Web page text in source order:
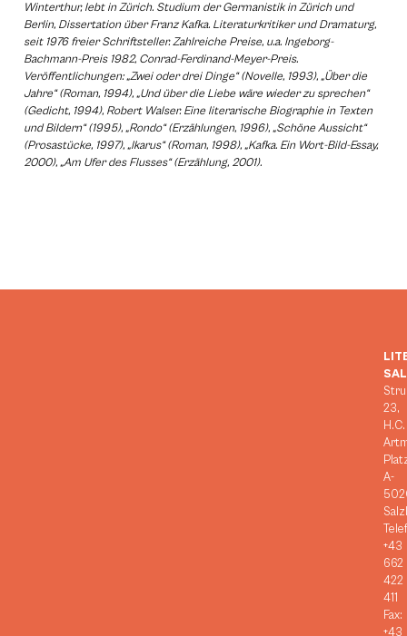
Winterthur, lebt in Zürich. Studium der Germanistik in Zürich und
Berlin, Dissertation über Franz Kafka. Literaturkritiker und Dramaturg,
seit 1976 freier Schriftsteller. Zahlreiche Preise, u.a. Ingeborg-
Bachmann-Preis 1982, Conrad-Ferdinand-Meyer-Preis.
Veröffentlichungen: „Zwei oder drei Dinge“ (Novelle, 1993), „Über die
Jahre“ (Roman, 1994), „Und über die Liebe wäre wieder zu sprechen“
(Gedicht, 1994), Robert Walser. Eine literarische Biographie in Texten
und Bildern“ (1995), „Rondo“ (Erzählungen, 1996), „Schöne Aussicht“
(Prosastücke, 1997), „Ikarus“ (Roman, 1998), „Kafka. Ein Wort-Bild-Essay,
2000), „Am Ufer des Flusses“ (Erzählung, 2001).
23,
H.C.
A-
+43
662
422
411
Fax:
+43